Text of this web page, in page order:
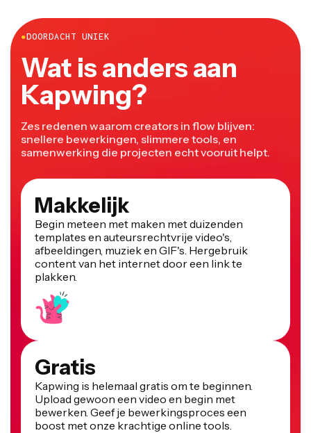
●DOORDACHT UNIEK
Wat is anders aan
Kapwing?
Zes redenen waarom creators in flow blijven:
snellere bewerkingen, slimmere tools, en
samenwerking die projecten echt vooruit helpt.
Makkelijk
Begin meteen met maken met duizenden
templates en auteursrechtvrije video's,
afbeeldingen, muziek en GIF's. Hergebruik
content van het internet door een link te
plakken.
Gratis
Kapwing is helemaal gratis om te beginnen.
Upload gewoon een video en begin met
bewerken. Geef je bewerkingsproces een
boost met onze krachtige online tools.